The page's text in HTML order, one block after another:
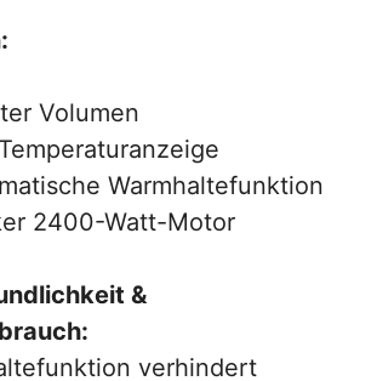
Volumen
Warmhaltefunktion
2400-Watt-Motor
&
verhindert